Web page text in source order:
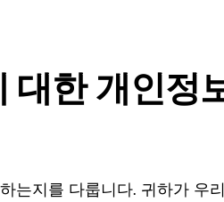
한 개인정
는지를 다룹니다. 귀하가